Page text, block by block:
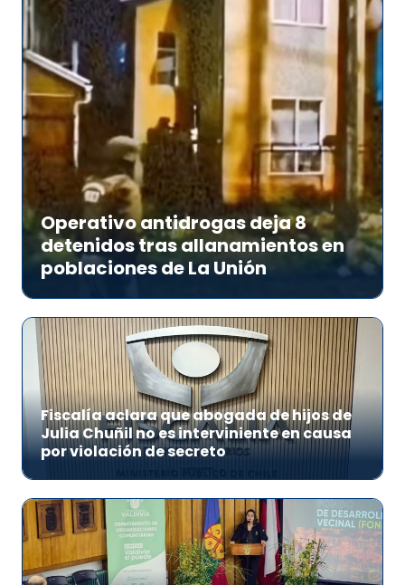
Operativo antidrogas deja 8
detenidos tras allanamientos en
poblaciones de La Unión
Fiscalía aclara que abogada de hijos de
Julia Chuñil no es interviniente en causa
por violación de secreto